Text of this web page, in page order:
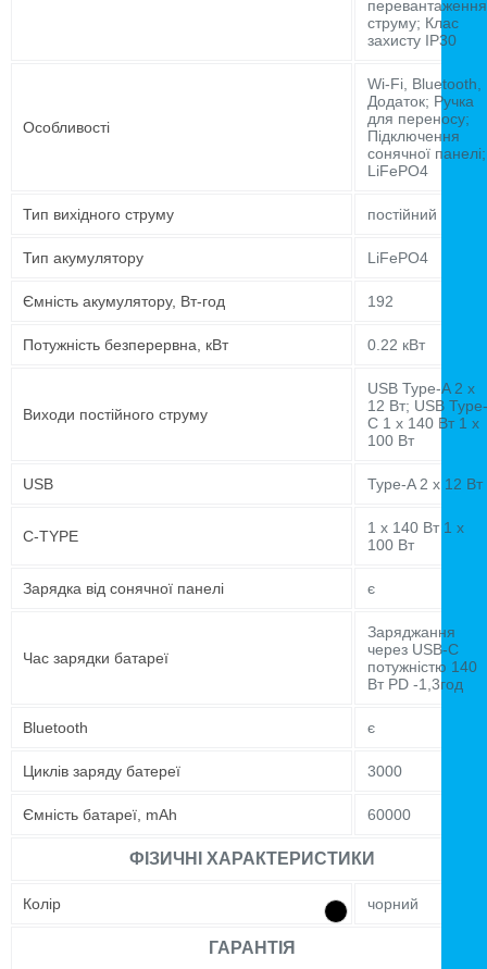
перевантаження
струму; Клас
захисту IP30
Особливості
Wi-Fi, Bluetooth,
Додаток; Ручка
для переносу;
Підключення
сонячної панелі;
LiFePO4
Тип вихідного струму постійний
Тип акумулятору LiFePO4
Ємність акумулятору, Вт-год 192
Потужність безперервна, кВт 0.22 кВт
Виходи постійного струму
USB Type-A 2 x
12 Вт; USB Type-
C 1 x 140 Вт 1 x
100 Вт
USB Type-A 2 x 12 Вт
C-TYPE
1 x 140 Вт 1 x
100 Вт
Зарядка від сонячної панелі є
Час зарядки батареї
Заряджання
через USB-C
потужністю 140
Вт PD -1,3год
Bluetooth є
Циклів заряду батереї 3000
Ємність батареї, mAh 60000
ФІЗИЧНІ ХАРАКТЕРИСТИКИ
Колір чорний
ГАРАНТІЯ